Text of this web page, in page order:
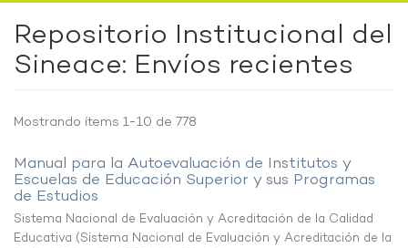
Repositorio Institucional del
Sineace: Envíos recientes
Mostrando ítems 1-10 de 778
Manual para la Autoevaluación de Institutos y
Escuelas de Educación Superior y sus Programas
de Estudios
Sistema Nacional de Evaluación y Acreditación de la Calidad
Educativa (Sistema Nacional de Evaluación y Acreditación de la